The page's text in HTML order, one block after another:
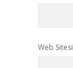
Web Sitesi